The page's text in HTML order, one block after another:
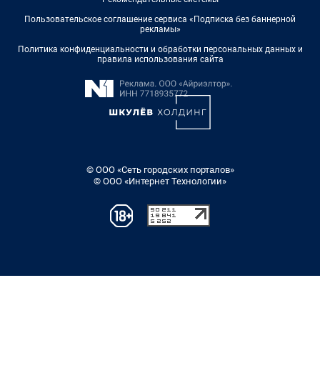
Пользовательское соглашение сервиса «Подписка без баннерной
рекламы»
Политика конфиденциальности и обработки персональных данных и
правила использования сайта
© ООО «Сеть городских порталов»
© ООО «Интернет Технологии»